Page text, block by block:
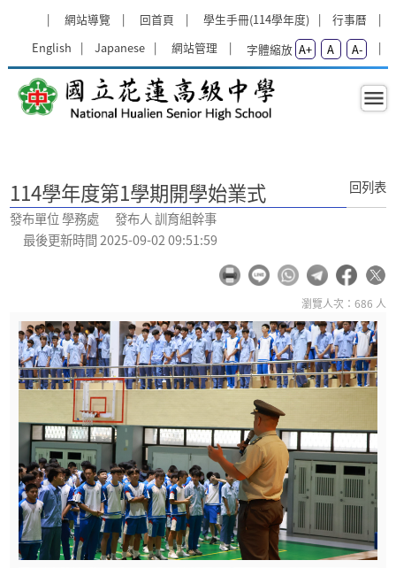
網站導覽
回首頁 學生手冊(114學年度)
行事曆
English
Japanese 網站管理 字體縮放 A+ A A-
114學年度第1學期開學始業式 - 國立
114學年度第1學期開學始業式
發布單位 學務處 發布人 訓育組幹事
最後更新時間 2025-09-02 09:51:59
回列表
瀏覽人次：686 人